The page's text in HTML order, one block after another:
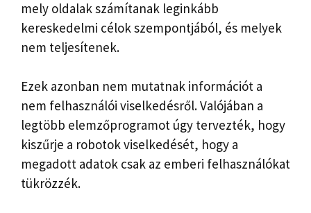
mely oldalak számítanak leginkább
kereskedelmi célok szempontjából, és melyek
nem teljesítenek.
Ezek azonban nem mutatnak információt a
nem felhasználói viselkedésről. Valójában a
legtöbb elemzőprogramot úgy tervezték, hogy
kiszűrje a robotok viselkedését, hogy a
megadott adatok csak az emberi felhasználókat
tükrözzék.